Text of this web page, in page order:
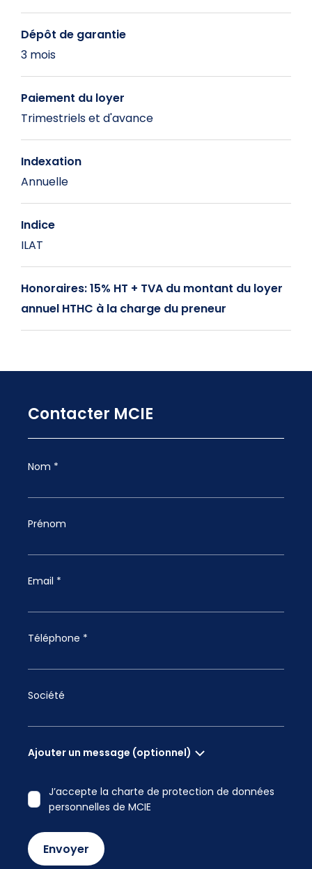
Dépôt de garantie
3 mois
Paiement du loyer
Trimestriels et d'avance
Indexation
Annuelle
Indice
ILAT
Honoraires: 15% HT + TVA du montant du loyer
annuel HTHC à la charge du preneur
Contacter MCIE
Nom *
Prénom
Email *
Téléphone *
Société
Ajouter un message (optionnel)
J’accepte la charte de protection de données
personnelles de MCIE